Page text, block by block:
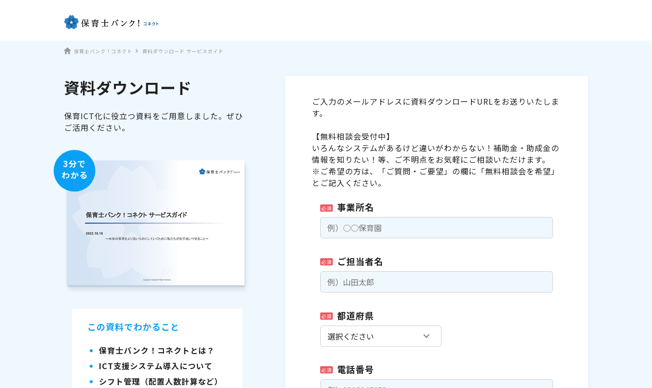
保育士バンク！コネクト 資料ダウンロード サービスガイド
資料ダウンロード
保育ICT化に役立つ資料をご用意しました。ぜひ
ご活用ください。
3分で
わかる
この資料でわかること
保育士バンク！コネクトとは？
ICT支援システム導入について
シフト管理（配置人数計算など）
ご入力のメールアドレスに資料ダウンロードURLをお送りいたしま
す。
【無料相談会受付中】
いろんなシステムがあるけど違いがわからない！補助金・助成金の
情報を知りたい！等、ご不明点をお気軽にご相談いただけます。
※ご希望の方は、「ご質問・ご要望」の欄に「無料相談会を希望」
とご記入ください。
必須 事業所名
必須 ご担当者名
必須 都道府県
必須 電話番号